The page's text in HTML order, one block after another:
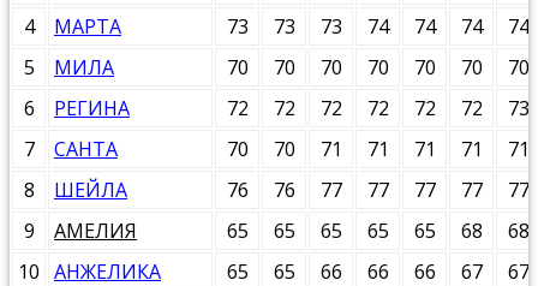
4
МАРТА 73 73 73 74 74 74
74
5
МИЛА 70 70 70 70 70 70
70
6
РЕГИНА 72 72 72 72 72 72
73
7
САНТА 70 70 71 71 71 71
71
8
ШЕЙЛА 76 76 77 77 77 77
77
9
АМЕЛИЯ 65 65 65 65 65 68
68
10 АНЖЕЛИКА 65 65 66 66 66 67
67